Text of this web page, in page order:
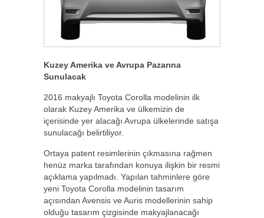
Kuzey Amerika ve Avrupa Pazarına
Sunulacak
2016 makyajlı Toyota Corolla modelinin ilk
olarak Kuzey Amerika ve ülkemizin de
içerisinde yer alacağı Avrupa ülkelerinde satışa
sunulacağı belirtiliyor.
Ortaya patent resimlerinin çıkmasına rağmen
henüz marka tarafından konuya ilişkin bir resmi
açıklama yapılmadı. Yapılan tahminlere göre
yeni Toyota Corolla modelinin tasarım
açısından Avensis ve Auris modellerinin sahip
olduğu tasarım çizgisinde makyajlanacağı